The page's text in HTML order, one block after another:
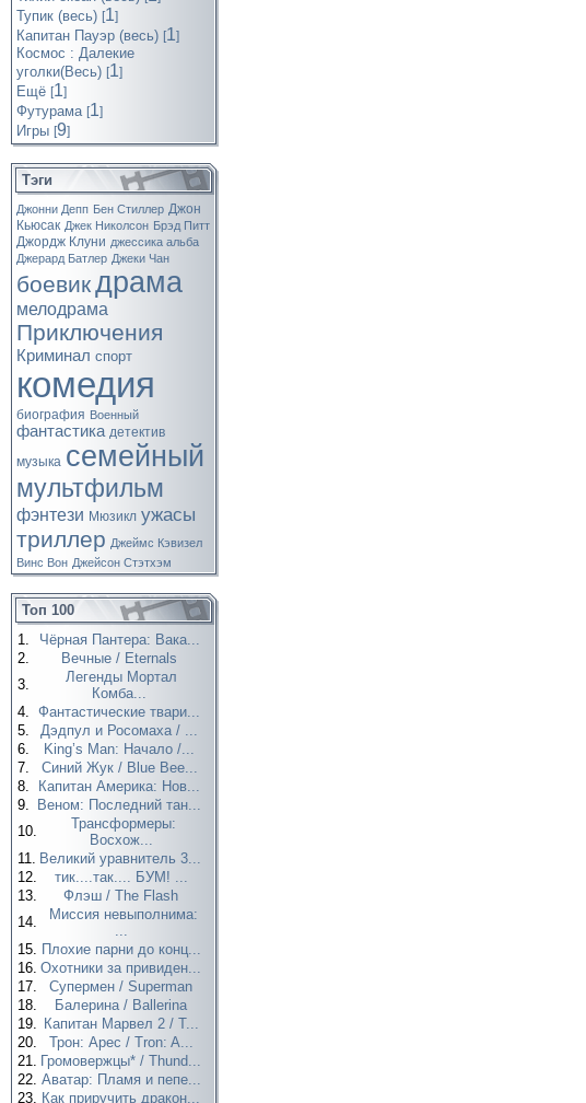
Тупик (весь) [1]
Капитан Пауэр (весь) [1]
Космос : Далекие
уголки(Весь) [1]
Ещё [1]
Футурама [1]
Игры [9]
Тэги
Джонни Депп Бен Стиллер Джон
Кьюсак Джек Николсон Брэд Питт
Джордж Клуни джессика альба
Джерард Батлер Джеки Чан
боевикдрама
мелодрама
Приключения
Криминал спорт
комедия
биография Военный
фантастика детектив
музыка семейный
мультфильм
фэнтези Мюзикл ужасы
триллер Джеймс Кэвизел
Винс Вон Джейсон Стэтхэм
Топ 100
1.
Чёрная Пантера: Вака...
2.
Вечные / Eternals
3.
Легенды Мортал
Комба...
4. Фантастические твари...
5.
Дэдпул и Росомаха / ...
6.
King’s Man: Начало /...
7.
Синий Жук / Blue Bee...
8.
Капитан Америка: Нов...
9.
Веном: Последний тан...
10.
Трансформеры:
Восхож...
11. Великий уравнитель 3...
12.
тик....так.... БУМ! ...
13.
Флэш / The Flash
14.
Миссия невыполнима:
...
15. Плохие парни до конц...
16. Охотники за привиден...
17.
Супермен / Superman
18.
Балерина / Ballerina
19. Капитан Марвел 2 / T...
20.
Трон: Арес / Tron: A...
21. Громовержцы* / Thund...
22. Аватар: Пламя и пепе...
23. Как приручить дракон...